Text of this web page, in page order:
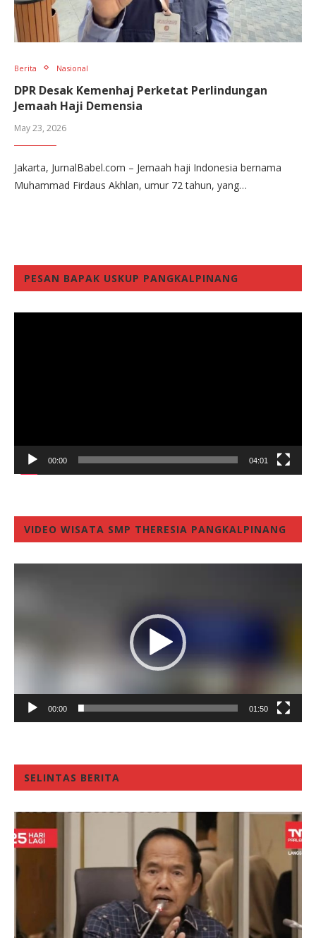
Berita Nasional
DPR Desak Kemenhaj Perketat Perlindungan
Jemaah Haji Demensia
May 23, 2026
Jakarta, JurnalBabel.com – Jemaah haji Indonesia bernama
Muhammad Firdaus Akhlan, umur 72 tahun, yang…
PESAN BAPAK USKUP PANGKALPINANG
00:00 04:01
VIDEO WISATA SMP THERESIA PANGKALPINANG
00:00 01:50
SELINTAS BERITA